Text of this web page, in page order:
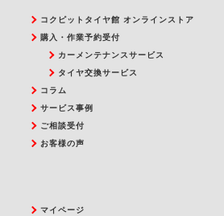
コクピットタイヤ館 オンラインストア
購入・作業予約受付
カーメンテナンスサービス
タイヤ交換サービス
コラム
サービス事例
ご相談受付
お客様の声
マイページ